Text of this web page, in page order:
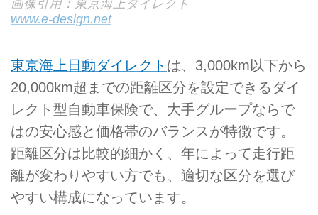
画像引用：東京海上ダイレクト
www.e-design.net
東京海上日動ダイレクト は、3,000km以下から
20,000km超までの距離区分を設定できるダイ
レクト型自動車保険で、大手グループならで
はの安心感と価格帯のバランスが特徴です。
距離区分は比較的細かく、年によって走行距
離が変わりやすい方でも、適切な区分を選び
やすい構成になっています。